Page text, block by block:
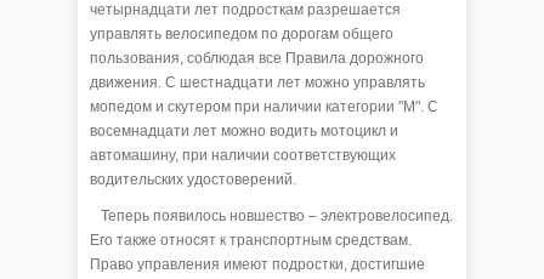
четырнадцати лет подросткам разрешается
управлять велосипедом по дорогам общего
пользования, соблюдая все Правила дорожного
движения. С шестнадцати лет можно управлять
мопедом и скутером при наличии категории "М". С
восемнадцати лет можно водить мотоцикл и
автомашину, при наличии соответствующих
водительских удостоверений.
Теперь появилось новшество – электровелосипед.
Его также относят к транспортным средствам.
Право управления имеют подростки, достигшие